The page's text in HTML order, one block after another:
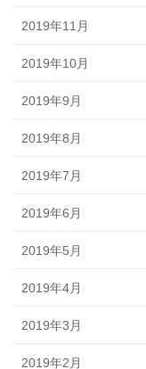
2019年11月
2019年10月
2019年9月
2019年8月
2019年7月
2019年6月
2019年5月
2019年4月
2019年3月
2019年2月